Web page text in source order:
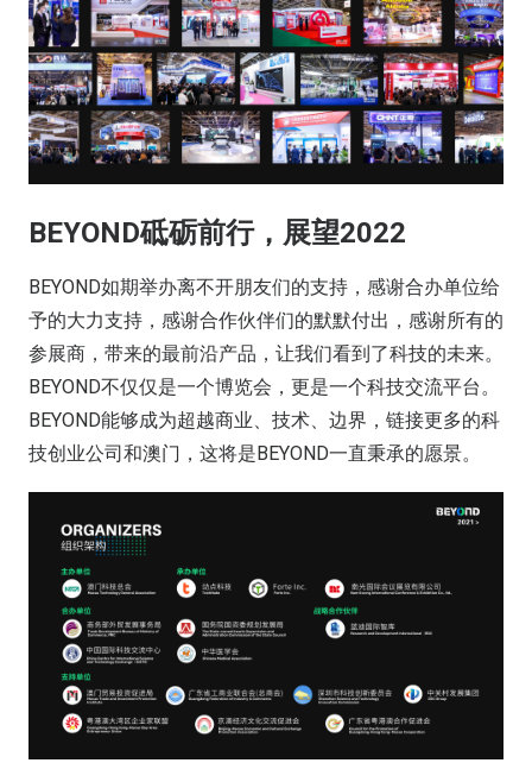
BEYOND砥砺前行，展望2022
BEYOND如期举办离不开朋友们的支持，感谢合办单位给
予的大力支持，感谢合作伙伴们的默默付出，感谢所有的
参展商，带来的最前沿产品，让我们看到了科技的未来。
BEYOND不仅仅是一个博览会，更是一个科技交流平台。
BEYOND能够成为超越商业、技术、边界，链接更多的科
技创业公司和澳门，这将是BEYOND一直秉承的愿景。